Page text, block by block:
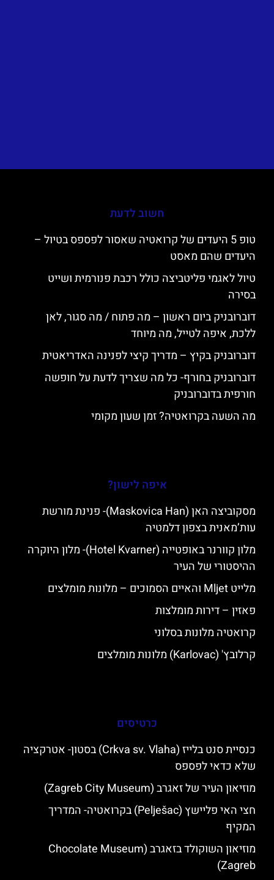
חשוב לדעת
טופ 5 היעדים של קרואטיה שאסור לפספס בטיול –
היעדים שהם מאסט
טיול לאגמי פליטביצה כולל רכבת פנורמית ושייט
בסירה
דוברובניק ביום ראשון – מה פתוח / מה סגור, לאן
ללכת, איפה לטייל, מה מיוחד
דוברובניק בקיץ – מדריך קיצי לפנינה האדריאטית
דוברובניק בחורף- כל מה שצריך לדעת על חופשה
חורפית בדוברובניק
מה השעה בקרואטיה? זמן שעון מקומי
איפה לישון?
מסקוביצה האן (Maskovica Han)- פנינת מורשת
עות’מאנית בצפון דלמטיה
מלון קוורנר באופטייה (Hotel Kvarner)- מלון היוקרה
ההיסטורי של העיר
מלייט Mljet והאיים הסמוכים – מלונות מומלצים
פאזין – דירות מומלצות
קרואטיה מלונות בסלוני
קרלובץ' (Karlovac) מלונות מומלצים
כרטיסים
כנסיית סנט בלייז (Crkva sv. Vlaha) בסטון- אטרקציה
שלא כדאי לפספס
מוזיאון העיר של זאגרב (Zagreb City Museum)
חצי האי פליישץ (Pelješac) בקרואטיה- המדריך
המקיף
מוזיאון השוקולד בזאגרב (Chocolate Museum
Zagreb)